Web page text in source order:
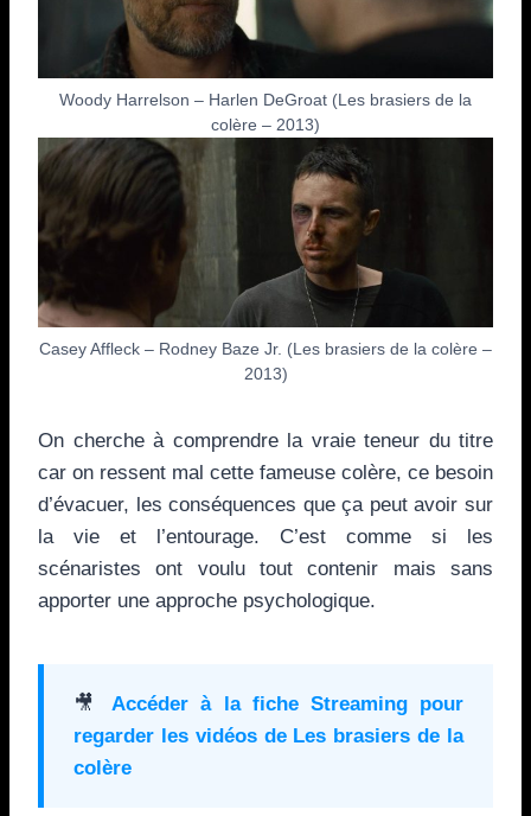
Woody Harrelson – Harlen DeGroat (Les brasiers de la
colère – 2013)
Casey Affleck – Rodney Baze Jr. (Les brasiers de la colère –
2013)
On cherche à comprendre la vraie teneur du titre
car on ressent mal cette fameuse colère, ce besoin
d’évacuer, les conséquences que ça peut avoir sur
la vie et l’entourage. C’est comme si les
scénaristes ont voulu tout contenir mais sans
apporter une approche psychologique.
🎥Accéder à la fiche Streaming pour
regarder les vidéos de Les brasiers de la
colère